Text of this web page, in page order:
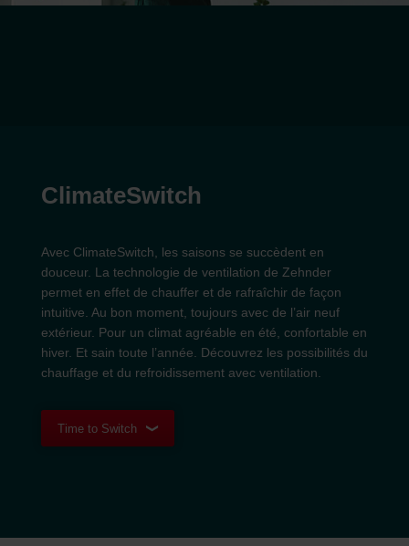
ClimateSwitch
Avec ClimateSwitch, les saisons se succèdent en
douceur. La technologie de ventilation de Zehnder
permet en effet de chauffer et de rafraîchir de façon
intuitive. Au bon moment, toujours avec de l’air neuf
extérieur. Pour un climat agréable en été, confortable en
hiver. Et sain toute l’année. Découvrez les possibilités du
chauffage et du refroidissement avec ventilation.
Time to Switch